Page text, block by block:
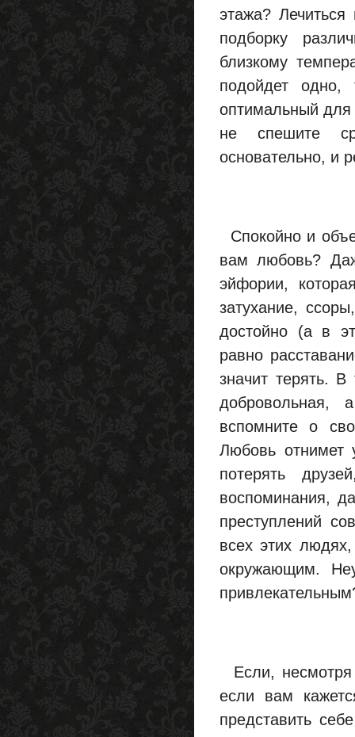
этажа?
подборку
близкому
подойдет
оптимальный
не спешите
основательно, и
Спокойно и
вам любовь?
эйфории,
затухание,
достойно (а в
равно
значит терять.
вспомните о
Любовь отнимет
потерять
воспоминания,
преступлений
всех этих
окружающим.
Если, несмотря
если вам
представить